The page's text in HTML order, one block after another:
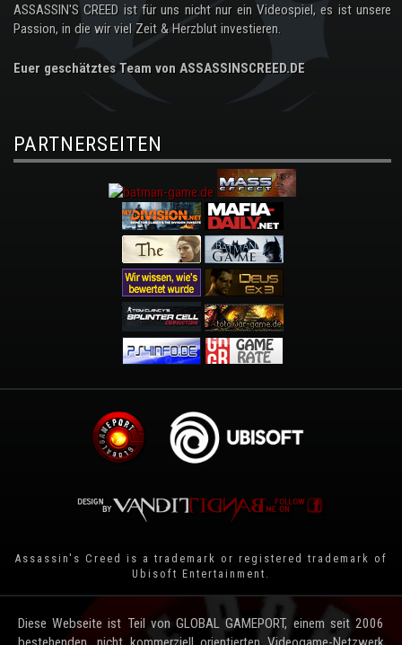
ASSASSIN'S CREED ist für uns nicht nur ein Videospiel, es ist unsere
Passion, in die wir viel Zeit & Herzblut investieren.
Euer geschätztes Team von ASSASSINSCREED.DE
PARTNERSEITEN
Assassin's Creed is a trademark or registered trademark of
Ubisoft Entertainment
Diese Webseite ist Teil von GLOBAL GAMEPORT, einem seit 2006